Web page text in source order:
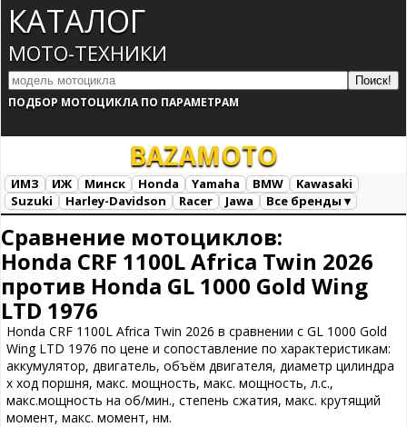
КАТАЛОГ
МОТО-ТЕХНИКИ
ПОДБОР МОТОЦИКЛА ПО ПАРАМЕТРАМ
BAZAMOTO
ИМЗ ИЖ Минск Honda Yamaha BMW
Kawasaki
Suzuki
Harley-Davidson Racer Jawa
Все бренды ▾
Сравнение мотоциклов:
Honda CRF 1100L Africa Twin 2026
против Honda GL 1000 Gold Wing
LTD 1976
Honda CRF 1100L Africa Twin 2026 в сравнении с GL 1000 Gold
Wing LTD 1976 по цене и сопоставление по характеристикам:
аккумулятор, двигатель, объём двигателя, диаметр цилиндра
х ход поршня, макс. мощность, макс. мощность, л.с.,
макс.мощность на об/мин., степень сжатия, макс. крутящий
момент, макс. момент, нм.